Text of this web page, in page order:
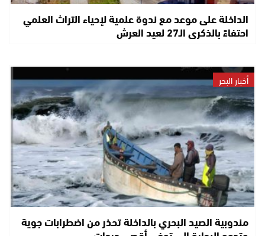
الداخلة على موعد مع ندوة علمية لإحياء التراث العلمي
احتفاءً بالذكرى الـ27 لعيد العرش
أخبار البحر
مندوبية الصيد البحري بالداخلة تحذر من اضطرابات جوية